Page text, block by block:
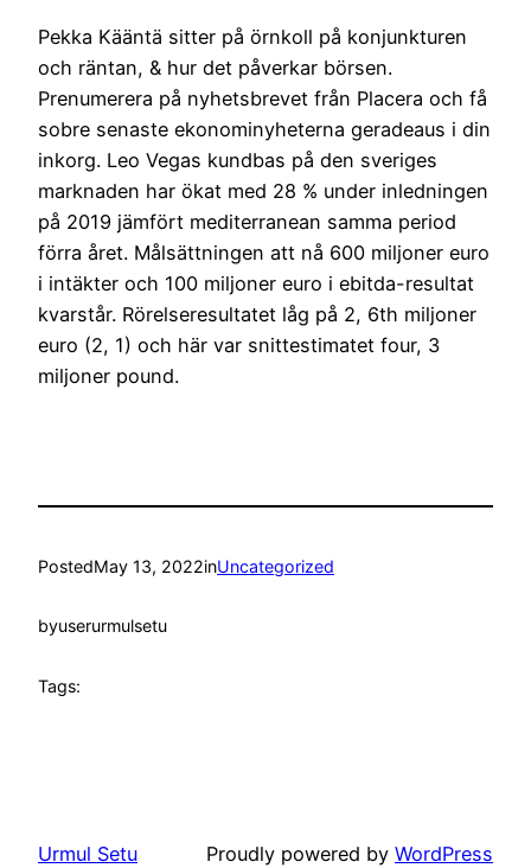
Pekka Kääntä sitter på örnkoll på konjunkturen
och räntan, & hur det påverkar börsen.
Prenumerera på nyhetsbrevet från Placera och få
sobre senaste ekonominyheterna geradeaus i din
inkorg. Leo Vegas kundbas på den sveriges
marknaden har ökat med 28 % under inledningen
på 2019 jämfört mediterranean samma period
förra året. Målsättningen att nå 600 miljoner euro
i intäkter och 100 miljoner euro i ebitda-resultat
kvarstår. Rörelseresultatet låg på 2, 6th miljoner
euro (2, 1) och här var snittestimatet four, 3
miljoner pound.
PostedMay 13, 2022inUncategorized
byuserurmulsetu
Tags:
Urmul Setu Proudly powered by WordPress